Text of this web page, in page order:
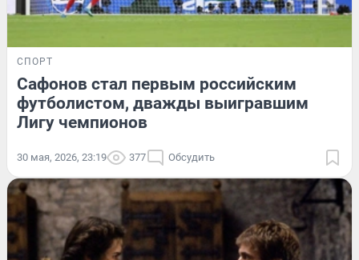
СПОРТ
Сафонов стал первым российским
футболистом, дважды выигравшим
Лигу чемпионов
30 мая, 2026, 23:19 377 Обсудить